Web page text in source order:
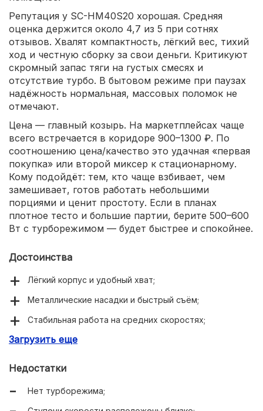
Репутация у SC-HM40S20 хорошая. Средняя
оценка держится около 4,7 из 5 при сотнях
отзывов. Хвалят компактность, лёгкий вес, тихий
ход и честную сборку за свои деньги. Критикуют
скромный запас тяги на густых смесях и
отсутствие турбо. В бытовом режиме при паузах
надёжность нормальная, массовых поломок не
отмечают.
Цена — главный козырь. На маркетплейсах чаще
всего встречается в коридоре 900–1300 ₽. По
соотношению цена/качество это удачная «первая
покупка» или второй миксер к стационарному.
Кому подойдёт: тем, кто чаще взбивает, чем
замешивает, готов работать небольшими
порциями и ценит простоту. Если в планах
плотное тесто и большие партии, берите 500–600
Вт с турборежимом — будет быстрее и спокойнее.
Достоинства
Лёгкий корпус и удобный хват;
Металлические насадки и быстрый съём;
Стабильная работа на средних скоростях;
Тихий ход для бюджетного сегмента;
Загрузить еще
Недостатки
Нет турборежима;